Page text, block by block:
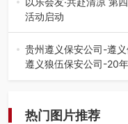
活动启动
七月的贵阳，清风送爽
弦乐（合唱）艺术交流
贵州遵义保安公司-遵
遵义狼伍保安公司-20
热门图片推荐